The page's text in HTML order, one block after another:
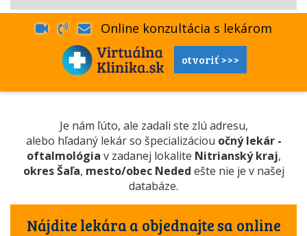
Online konzultácia s lekárom
otvoriť >>>
Je nám ľúto, ale zadali ste zlú adresu,
alebo hľadaný lekár so špecializáciou očný lekár -
oftalmológia v zadanej lokalite Nitrianský kraj,
okres Šaľa, mesto/obec Neded ešte nie je v našej
databáze.
Nájdite lekára a objednajte sa online